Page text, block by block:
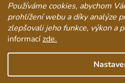
Používáme cookies, abychom
prohlížení webu a díky analýze
zlepšovali jeho funkce, výkon a
informacízde.
Přijímáme online